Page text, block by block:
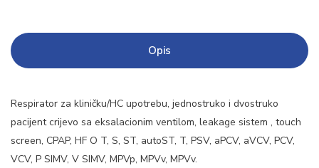
Opis
Respirator za kliničku/HC upotrebu, jednostruko i dvostruko
pacijent crijevo sa eksalacionim ventilom, leakage sistem , touch
screen, CPAP, HF O T, S, ST, autoST, T, PSV, aPCV, aVCV, PCV,
VCV, P SIMV, V SIMV, MPVp, MPVv, MPVv.